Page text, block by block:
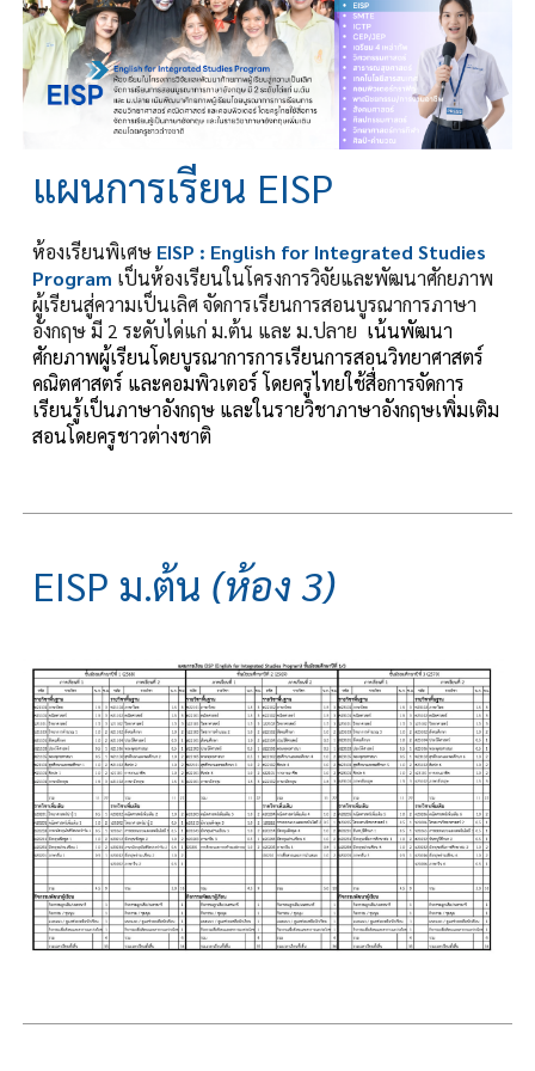
แผนการเรียน EISP
ห้องเรียนพิเศษ EISP : English for Integrated Studies
Program เป็นห้องเรียนในโครงการวิจัยและพัฒนาศักยภาพ
ผู้เรียนสู่ความเป็นเลิศจัดการเรียนการสอนบูรณาการภาษา
อังกฤษ มี 2 ระดับได่แก่ ม.ต้น และ ม.ปลาย เน้นพัฒนา
ศักยภาพผู้เรียนโดยบูรณาการการเรียนการสอนวิทยาศาสตร์
คณิตศาสตร์ และคอมพิวเตอร์ โดยครูไทยใช้สื่อการจัดการ
เรียนรู้เป็นภาษาอังกฤษ และในรายวิชาภาษาอังกฤษเพิ่มเติม
สอนโดยครูชาวต่างชาติ
EISP ม.ต้น (ห้อง 3)